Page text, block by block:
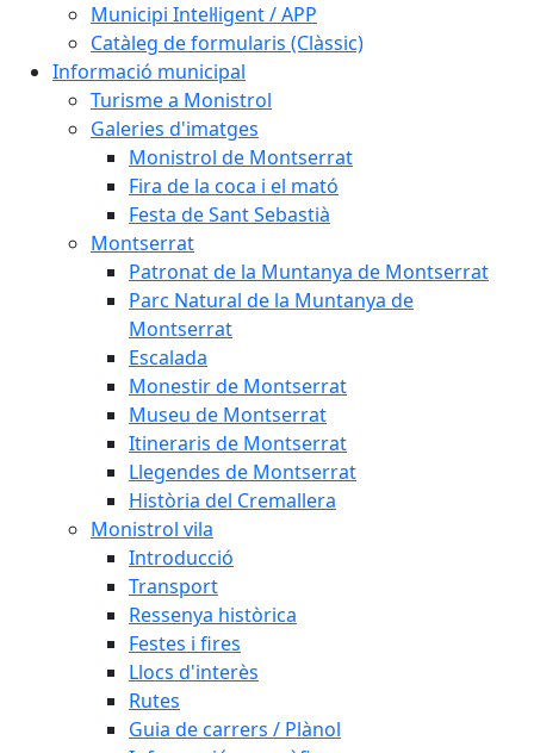
Municipi Intel·ligent / APP
Catàleg de formularis (Clàssic)
Informació municipal
Turisme a Monistrol
Galeries d'imatges
Monistrol de Montserrat
Fira de la coca i el mató
Festa de Sant Sebastià
Montserrat
Patronat de la Muntanya de Montserrat
Parc Natural de la Muntanya de
Montserrat
Escalada
Monestir de Montserrat
Museu de Montserrat
Itineraris de Montserrat
Llegendes de Montserrat
Història del Cremallera
Monistrol vila
Introducció
Transport
Ressenya històrica
Festes i fires
Llocs d'interès
Rutes
Guia de carrers / Plànol